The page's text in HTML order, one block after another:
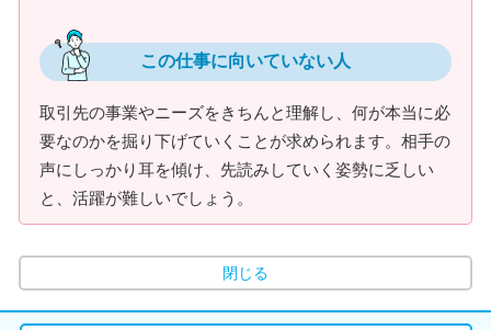
この仕事に向いていない人
取引先の事業やニーズをきちんと理解し、何が本当に必
要なのかを掘り下げていくことが求められます。相手の
声にしっかり耳を傾け、先読みしていく姿勢に乏しい
と、活躍が難しいでしょう。
閉じる